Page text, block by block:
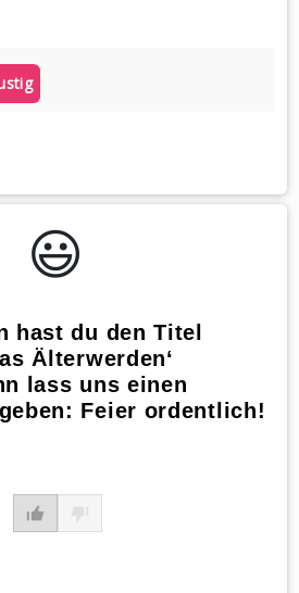
😃️
hast du den Titel
Älterwerden‘
lass uns einen
Feier ordentlich!